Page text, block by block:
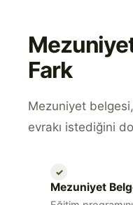
Fark
Mezuniyet
evrakı istediğini
✓
Mezuniyet